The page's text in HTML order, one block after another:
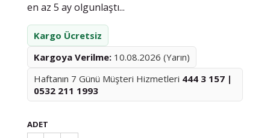
en az 5 ay olgunlaştı...
Kargo Ücretsiz
Kargoya Verilme: 10.08.2026 (Yarın)
Haftanın 7 Günü Müşteri Hizmetleri 444 3 157 |
0532 211 1993
ADET